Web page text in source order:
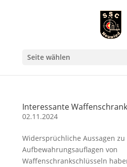
Seite wählen
Interessante
02.11.2024
Widersprüchliche Aussagen zu
Aufbewahrungsauflagen von
Waffenschrankschlüsseln